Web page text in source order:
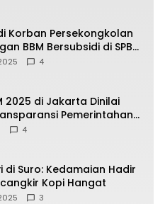
Korban Persekongkolan
BBM Bersubsidi di SPBU
Batang
4
2025 di Jakarta Dinilai
Pemerintahan
Dipertanyakan
4
di Suro: Kedamaian Hadir
Kopi Hangat
3